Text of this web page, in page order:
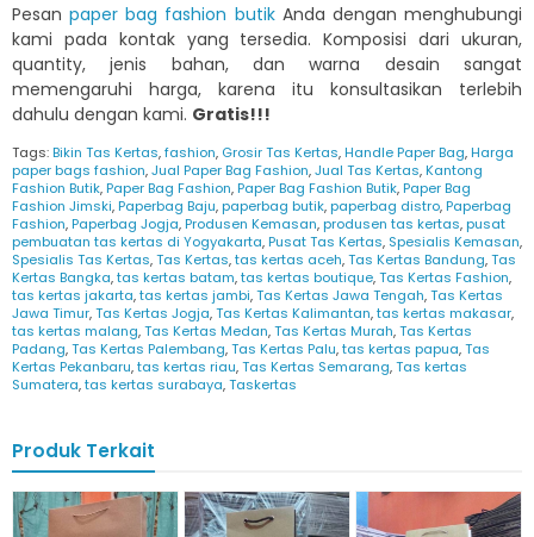
Pesanpaper bag fashion butikAnda dengan menghubungi
kami pada kontak yang tersedia. Komposisi dari ukuran,
quantity, jenis bahan, dan warna desain sangat
memengaruhi harga, karena itu konsultasikan terlebih
dahulu dengan kami. Gratis!!!
Tags:Bikin Tas Kertas,fashion, Grosir Tas Kertas,Handle Paper Bag,Harga
paper bags fashion,Jual Paper Bag Fashion,Jual Tas Kertas,Kantong
Fashion Butik,Paper Bag Fashion,Paper Bag Fashion Butik,Paper Bag
Fashion Jimski,Paperbag Baju,paperbag butik,paperbag distro,Paperbag
Fashion,Paperbag Jogja,Produsen Kemasan,produsen tas kertas,pusat
pembuatan tas kertas di Yogyakarta,Pusat Tas Kertas, Spesialis Kemasan,
Spesialis Tas Kertas,Tas Kertas,tas kertas aceh,Tas Kertas Bandung,Tas
Kertas Bangka,tas kertas batam,tas kertas boutique,Tas Kertas Fashion,
tas kertas jakarta,tas kertas jambi,Tas Kertas Jawa Tengah,Tas Kertas
Jawa Timur,Tas Kertas Jogja,Tas Kertas Kalimantan,tas kertas makasar,
tas kertas malang,Tas Kertas Medan,Tas Kertas Murah,Tas Kertas
Padang,Tas Kertas Palembang,Tas Kertas Palu,tas kertas papua,Tas
Kertas Pekanbaru,tas kertas riau,Tas Kertas Semarang,Tas kertas
Sumatera,tas kertas surabaya,Taskertas
Produk Terkait